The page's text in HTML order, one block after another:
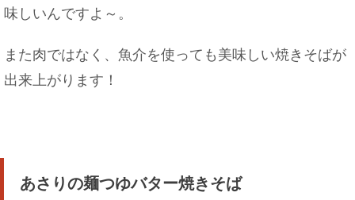
味しいんですよ～。
また肉ではなく、魚介を使っても美味しい焼きそばが
出来上がります！
あさりの麺つゆバター焼きそば